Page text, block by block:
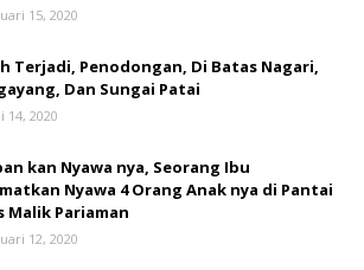
15, 2020
Terjadi, Penodongan, Di Batas Nagari,
Dan Sungai Patai
14, 2020
kan Nyawa nya, Seorang Ibu
Nyawa 4 Orang Anak nya di Pantai
Malik Pariaman
12, 2020